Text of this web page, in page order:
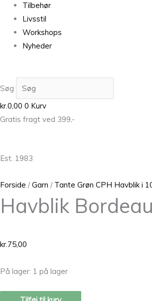
Tilbehør
Livsstil
Workshops
Nyheder
Søg
kr.0,00 0 Kurv
Gratis fragt ved 399,-
Est. 1983
Forside /Garn / Tante Grøn CPH Havblik i
Havblik
kr.75,00
På lager: 1 på lager